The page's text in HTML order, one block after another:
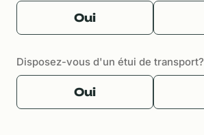
Oui
Disposez-vous d'un étui de transport?
Oui